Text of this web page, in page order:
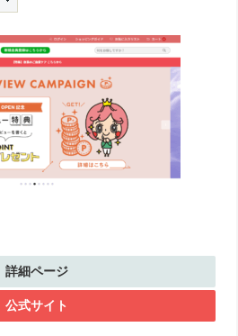
詳細ページ
公式サイト